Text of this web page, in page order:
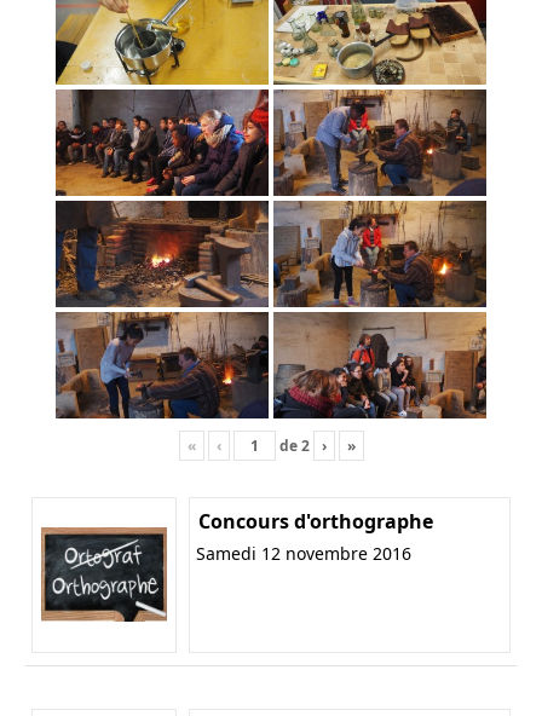
« ‹ de2 › »
Concours d'orthographe
Samedi 12 novembre 2016